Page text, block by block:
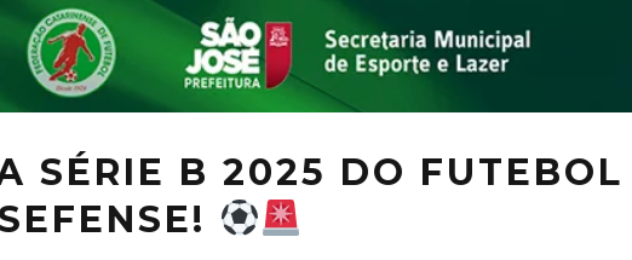
SÉRIE B 2025 DO FUTEBOL